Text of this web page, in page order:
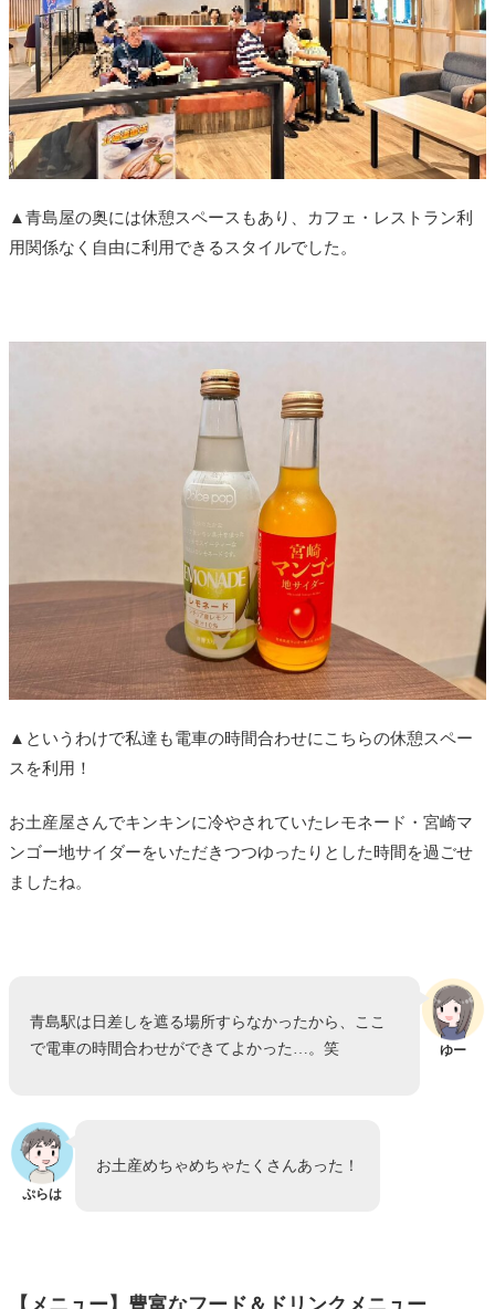
▲青島屋の奥には休憩スペースもあり、カフェ・レストラン利
用関係なく自由に利用できるスタイルでした。
▲というわけで私達も電車の時間合わせにこちらの休憩スペー
スを利用！
お土産屋さんでキンキンに冷やされていたレモネード・宮崎マ
ンゴー地サイダーをいただきつつゆったりとした時間を過ごせ
ましたね。
ゆー
青島駅は日差しを遮る場所すらなかったから、ここ
で電車の時間合わせができてよかった…。笑
ぷらは
お土産めちゃめちゃたくさんあった！